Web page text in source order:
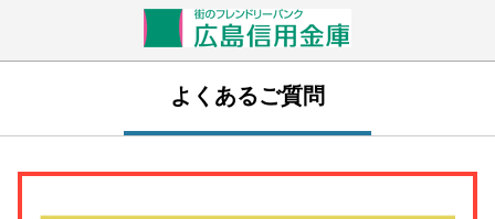
よくあるご質問